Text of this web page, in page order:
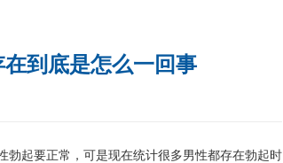
到底是怎么一回事
勃起要正常，可是现在统计很多男性都存在勃起时